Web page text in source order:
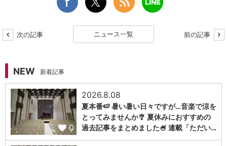
次の記事 ニュース一覧 前の記事
NEW 新着記事
0
2026.8.08
夏本番🍉 暑い暑い日々ですが…音楽で涼を
とってみませんか🎐 夏休みにおすすめの
過去記事をまとめました🍧 連載「ただい…